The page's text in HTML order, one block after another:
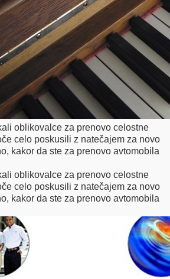
oblikovalce za prenovo celostne
celo poskusili z natečajem za novo
kakor da ste za prenovo avtomobila
oblikovalce za prenovo celostne
celo poskusili z natečajem za novo
kakor da ste za prenovo avtomobila